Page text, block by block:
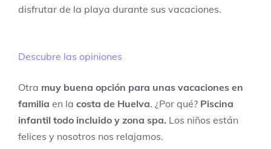
disfrutar de la playa durante sus vacaciones.
Descubre las opiniones
Otra muy buena opción para unas vacaciones en
familia en la costa de Huelva. ¿Por qué? Piscina
infantil todo incluido y zona spa. Los niños están
felices y nosotros nos relajamos.